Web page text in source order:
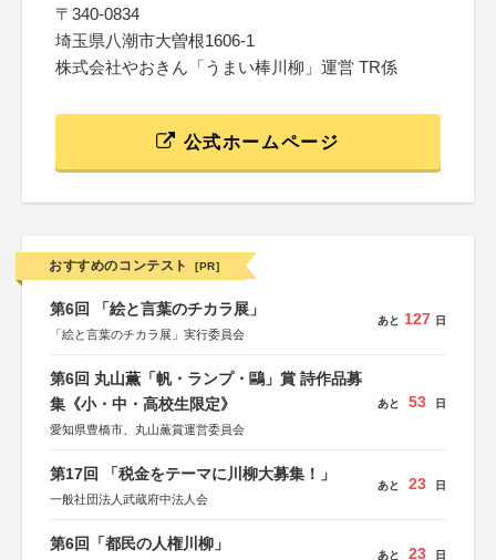
〒340-0834
埼玉県八潮市大曽根1606-1
株式会社やおきん「うまい棒川柳」運営 TR係
公式ホームページ
おすすめのコンテスト [PR]
第6回 「絵と言葉のチカラ展」
「絵と言葉のチカラ展」実行委員会
あと 127 日
第6回 丸山薫「帆・ランプ・鷗」賞 詩作品募
集《小・中・高校生限定》
愛知県豊橋市、丸山薫賞運営委員会
あと 53 日
第17回 「税金をテーマに川柳大募集！」
一般社団法人武蔵府中法人会
あと 23 日
第6回「都民の人権川柳」
あと 23 日